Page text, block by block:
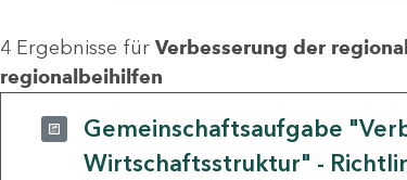
4 Ergebnisse für Verbesserung der
regionalbeihilfen
Gemeinschaftsaufgabe
Wirtschaftsstruktur" -